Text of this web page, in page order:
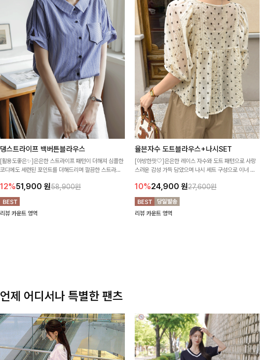
댕스트라이프 백버튼블라우스
[활용도좋은✨]은은한 스트라이프 패턴이 더해져 심플한
코디에도 세련된 포인트를 더해드리며 깔끔한 스트라이
12%51,900 원58,900원
리뷰 카운트 영역
율븐자수 도트블라우스+나시SET
[아방한핏🤍]은은한 레이스 자수와 도트 패턴으로 사랑
스러운 감성 가득 담았으며 나시 세트 구성으로 이너 걱
10%24,900 원27,600원
리뷰 카운트 영역
언제 어디서나 특별한 팬츠